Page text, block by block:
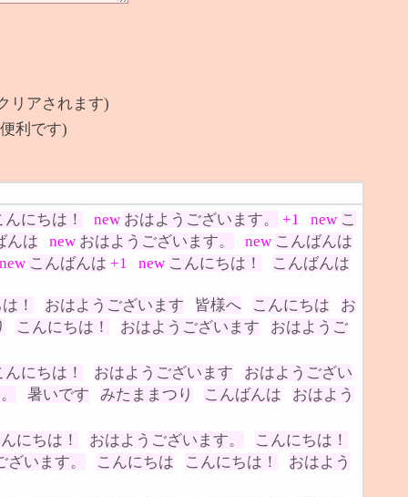
リアされます)
利です)
んにちは！ new おはようございます。 +1 new こ
んは new おはようございます。 new こんばんは
new こんばんは +1 new こんにちは！
こんばんは
！ おはようございます 皆様へ こんにちは
お
こんにちは！ おはようございます
おはようご
んにちは！ おはようございます
おはようござい
暑いです みたままつり こんばんは
おはよう
にちは！ おはようございます。
こんにちは！
います。 こんにちは こんにちは！
おはよう